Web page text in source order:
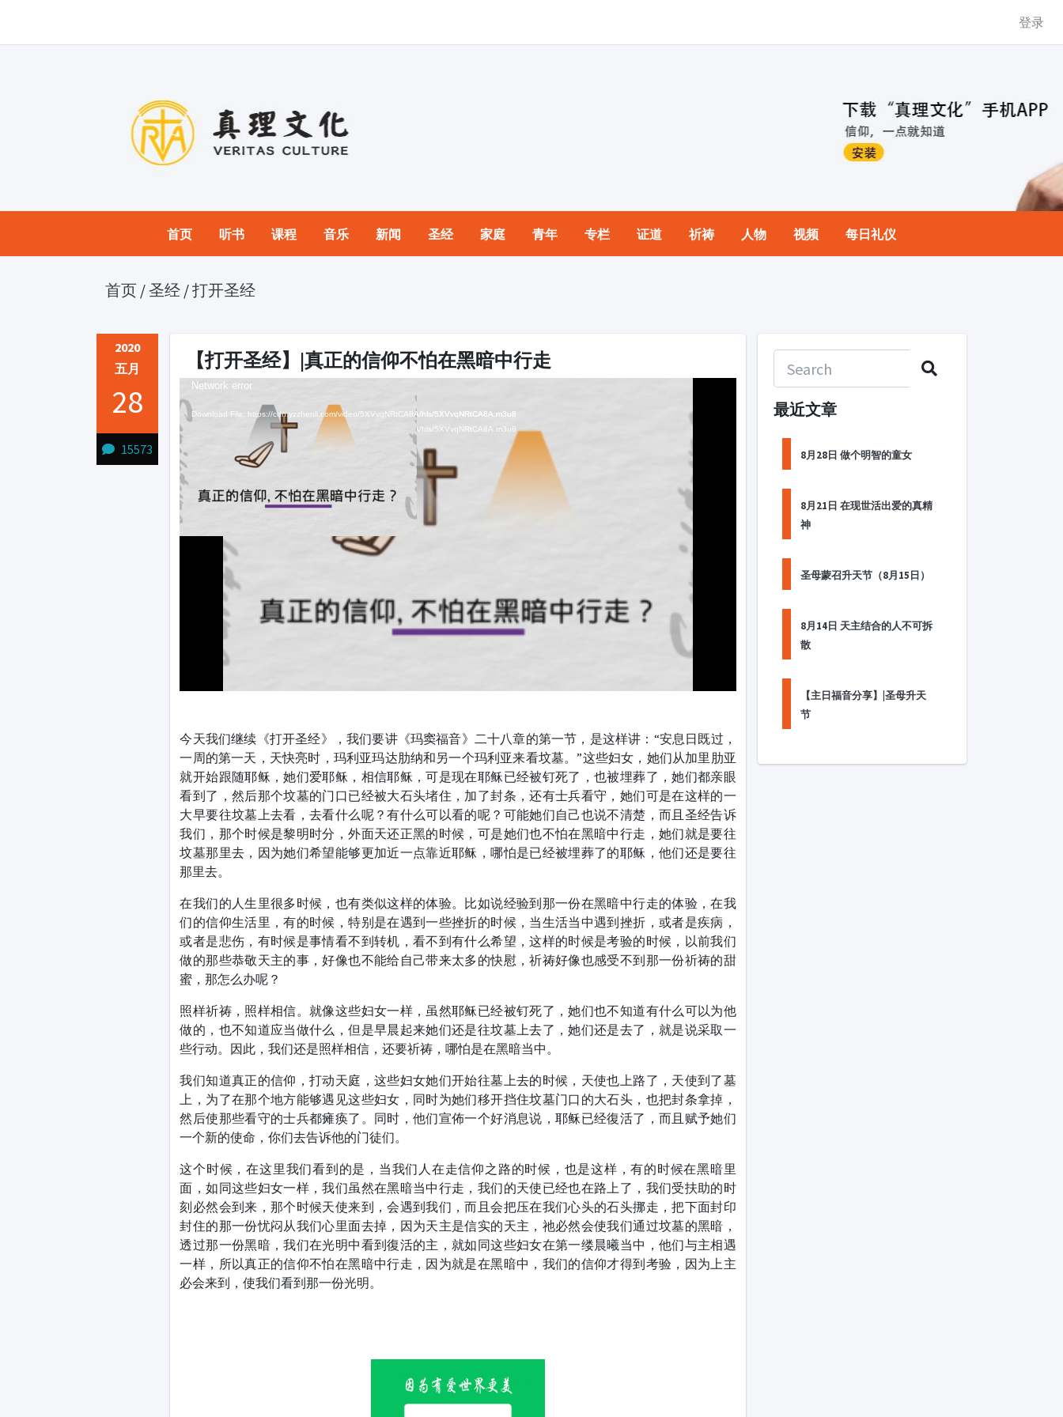
登录
首页 听书 课程 音乐 新闻 圣经 家庭 青年 专栏 证道 祈祷 人物 视频 每日礼仪
首页 /圣经 /打开圣经
2020
五月
28
15573
【打开圣经】|真正的信仰不怕在黑暗中行走
Video
Player
Video
Player
Network error
Download File: https://cdn.yzzhenli.com/video/5XVvqNRtCA8A/hls/5XVvqNRtCA8A.m3u8
Download File: https://cdn.yzzhenli.com/video/5XVvqNRtCA8A/hls/5XVvqNRtCA8A.m3u8
Network error
Download File: https://cdn.yzzhenli.com/video/5XVvqNRtCA8A/hls/5XVvqNRtCA8A.m3u8
今天我们继续《打开圣经》，我们要讲《玛窦福音》二十八章的第一节，是这样讲：“安息日既过，
一周的第一天，天快亮时，玛利亚玛达肋纳和另一个玛利亚来看坟墓。”这些妇女，她们从加里肋亚
就开始跟随耶稣，她们爱耶稣，相信耶稣，可是现在耶稣已经被钉死了，也被埋葬了，她们都亲眼
看到了，然后那个坟墓的门口已经被大石头堵住，加了封条，还有士兵看守，她们可是在这样的一
大早要往坟墓上去看，去看什么呢？有什么可以看的呢？可能她们自己也说不清楚，而且圣经告诉
我们，那个时候是黎明时分，外面天还正黑的时候，可是她们也不怕在黑暗中行走，她们就是要往
坟墓那里去，因为她们希望能够更加近一点靠近耶稣，哪怕是已经被埋葬了的耶稣，他们还是要往
那里去。
在我们的人生里很多时候，也有类似这样的体验。比如说经验到那一份在黑暗中行走的体验，在我
们的信仰生活里，有的时候，特别是在遇到一些挫折的时候，当生活当中遇到挫折，或者是疾病，
或者是悲伤，有时候是事情看不到转机，看不到有什么希望，这样的时候是考验的时候，以前我们
做的那些恭敬天主的事，好像也不能给自己带来太多的快慰，祈祷好像也感受不到那一份祈祷的甜
蜜，那怎么办呢？
照样祈祷，照样相信。就像这些妇女一样，虽然耶稣已经被钉死了，她们也不知道有什么可以为他
做的，也不知道应当做什么，但是早晨起来她们还是往坟墓上去了，她们还是去了，就是说采取一
些行动。因此，我们还是照样相信，还要祈祷，哪怕是在黑暗当中。
我们知道真正的信仰，打动天庭，这些妇女她们开始往墓上去的时候，天使也上路了，天使到了墓
上，为了在那个地方能够遇见这些妇女，同时为她们移开挡住坟墓门口的大石头，也把封条拿掉，
然后使那些看守的士兵都瘫痪了。同时，他们宣佈一个好消息说，耶稣已经復活了，而且赋予她们
一个新的使命，你们去告诉他的门徒们。
这个时候，在这里我们看到的是，当我们人在走信仰之路的时候，也是这样，有的时候在黑暗里
面，如同这些妇女一样，我们虽然在黑暗当中行走，我们的天使已经也在路上了，我们受扶助的时
刻必然会到来，那个时候天使来到，会遇到我们，而且会把压在我们心头的石头挪走，把下面封印
封住的那一份忧闷从我们心里面去掉，因为天主是信实的天主，祂必然会使我们通过坟墓的黑暗，
透过那一份黑暗，我们在光明中看到復活的主，就如同这些妇女在第一缕晨曦当中，他们与主相遇
一样，所以真正的信仰不怕在黑暗中行走，因为就是在黑暗中，我们的信仰才得到考验，因为上主
必会来到，使我们看到那一份光明。
最近文章
8月28日 做个明智的童女
8月21日 在现世活出爱的真精
神
圣母蒙召升天节（8月15日）
8月14日 天主结合的人不可拆
散
【主日福音分享】|圣母升天
节